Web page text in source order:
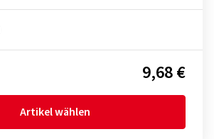
9,68 €
Artikel wählen